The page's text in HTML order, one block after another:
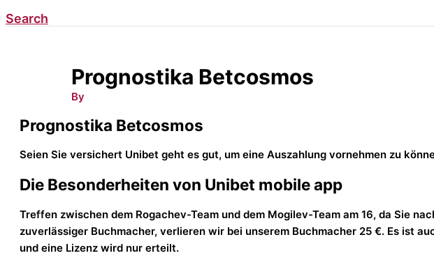
Search
Prognostika Betcosmos
By
Prognostika Betcosmos
Seien Sie versichert Unibet geht es gut, um eine Auszahlung vornehmen zu
Die Besonderheiten von Unibet mobile app
Treffen zwischen dem Rogachev-Team und dem Mogilev-Team am 16, da Sie
zuverlässiger Buchmacher, verlieren wir bei unserem Buchmacher 25 €. Es ist
und eine Lizenz wird nur erteilt.